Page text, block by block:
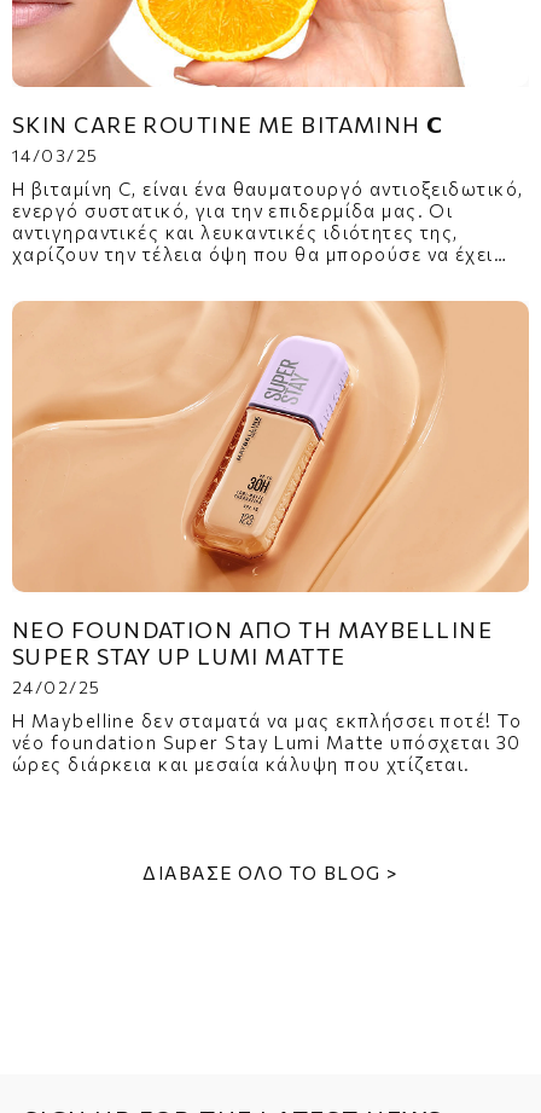
SKIN CARE ROUTINE ΜΕ ΒΙΤΑΜΊΝΗ 𝗖
14/03/25
Η βιταμίνη C, είναι ένα θαυματουργό αντιοξειδωτικό,
ενεργό συστατικό, για την επιδερμίδα μας. Οι
αντιγηραντικές και λευκαντικές ιδιότητες της,
χαρίζουν την τέλεια όψη που θα μπορούσε να έχει
ΝΈΟ FOUNDATION ΑΠΌ ΤΗ MAYBELLINE
SUPER STAY UP LUMI MATTE
24/02/25
Η Maybelline δεν σταματά να μας εκπλήσσει ποτέ! Το
νέο foundation Super Stay Lumi Matte υπόσχεται 30
ώρες διάρκεια και μεσαία κάλυψη που χτίζεται.
ΔΙΆΒΑΣΕ ΌΛΟ ΤΟ BLOG >